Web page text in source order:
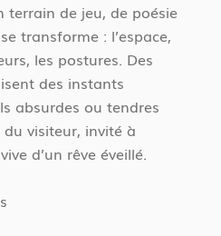
terrain de jeu, de poésie
transforme : l’espace,
les postures. Des
des instants
absurdes ou tendres
visiteur, invité à
d’un rêve éveillé.